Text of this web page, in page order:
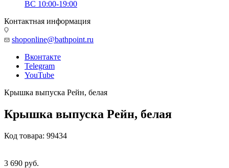
ВС 10:00-19:00
Контактная информация
shoponline@bathpoint.ru
Вконтакте
Telegram
YouTube
Крышка выпуска Рейн, белая
Крышка выпуска Рейн, белая
Код товара: 99434
3 690 руб.